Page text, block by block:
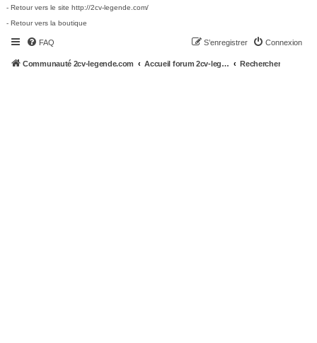
- Retour vers le site http://2cv-legende.com/
- Retour vers la boutique
FAQ Connexion
S’enregistrer
Communauté 2cv-legende.com Accueil forum 2cv-legende.com Rechercher